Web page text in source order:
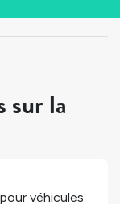
sur la
véhicules